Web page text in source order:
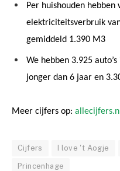
Per huishouden hebben
elektriciteitsverbruik
gemiddeld 1.390 M3
We hebben 3.925
jonger dan 6 jaar en
Meer cijfers op: allecijfers.nl
Cijfers I love 't Aogje
Princenhage